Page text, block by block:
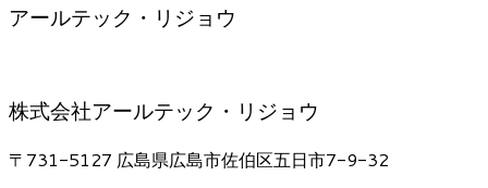
アールテック・リジョウ
株式会社アールテック・リジョウ
〒731-5127 広島県広島市佐伯区五日市7-9-32